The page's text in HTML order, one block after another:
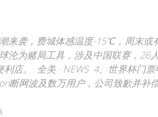
来袭，费城体感温度-15℃，周末或
沦为赌局工具，涉及中国联赛，26
店。 全美 · NEWS 4、世界杯门
断网波及数万用户，公司致歉并补